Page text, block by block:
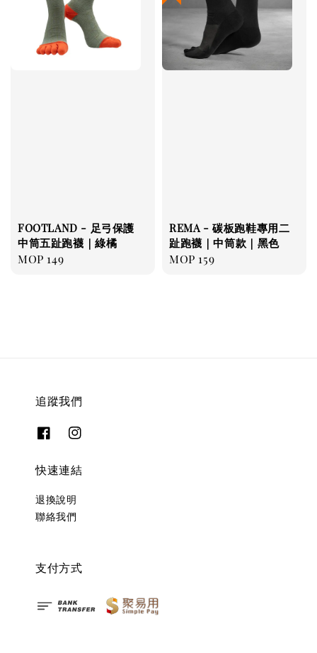
FOOTLAND - 足弓保護
中筒五趾跑襪｜綠橘
Regular
MOP 149
REMA - 碳板跑鞋專用二
趾跑襪｜中筒款｜黑色
Regular
MOP 159
追蹤我們
快速連結
退換說明
聯絡我們
支付方式